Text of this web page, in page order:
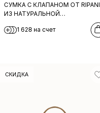
СУМКА С КЛАПАНОМ ОТ RIPANI
ИЗ НАТУРАЛЬНОЙ
КРУПНОЗЕРНИСТОЙ ЧЕРНОЙ
КОЖИ1 628 на счет
СКИДКА